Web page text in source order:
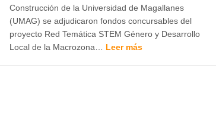
Construcción de la Universidad de Magallanes
(UMAG) se adjudicaron fondos concursables del
proyecto Red Temática STEM Género y Desarrollo
Local de la Macrozona… Leer más